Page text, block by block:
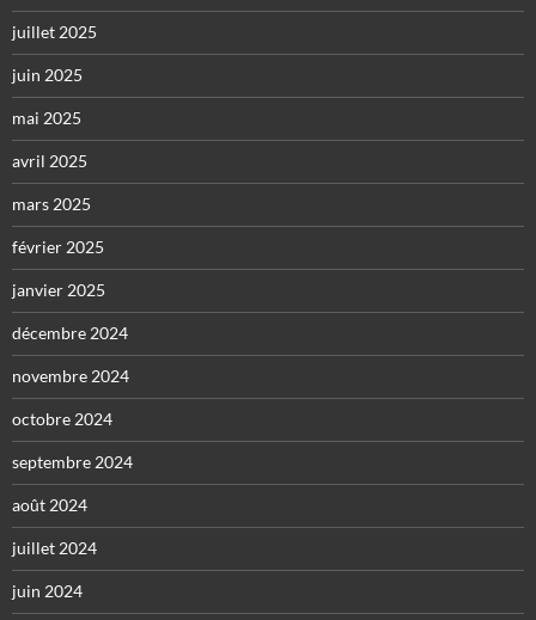
juillet 2025
juin 2025
mai 2025
avril 2025
mars 2025
février 2025
janvier 2025
décembre 2024
novembre 2024
octobre 2024
septembre 2024
août 2024
juillet 2024
juin 2024